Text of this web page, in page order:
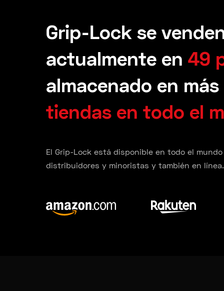
Grip-Lock se
actualmente en 49
almacenado en más
tiendas en todo el
El Grip-Lock está disponible en todo el
distribuidores y minoristas y también en línea.